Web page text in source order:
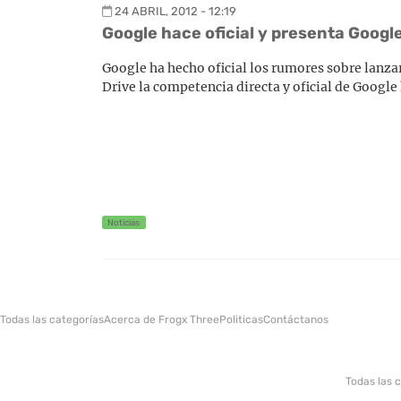
24 ABRIL, 2012 - 12:19
Google hace oficial y presenta
Google ha hecho oficial los rumores sobre
Drive la competencia directa y oficial de
Noticias
Todas las categoríasAcerca de Frogx ThreePoliticasContáctanos
Todas las